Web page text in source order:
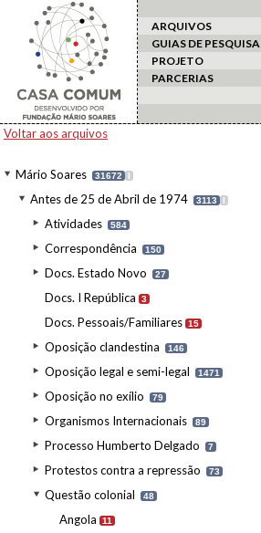
ARQUIVOS
GUIAS DE PESQUISA
PROJETO
PARCERIAS
Voltar aos arquivos
Mário Soares 31672 I
Antes de 25 de Abril de 1974 3113 I
Atividades 584
Correspondência 150
Docs. Estado Novo 27
Docs. I República 3
Docs. Pessoais/Familiares 15
Oposição clandestina 146
Oposição legal e semi-legal 1471
Oposição no exílio 79
Organismos Internacionais 89
Processo Humberto Delgado 7
Protestos contra a repressão 73
Questão colonial 48
Angola 11